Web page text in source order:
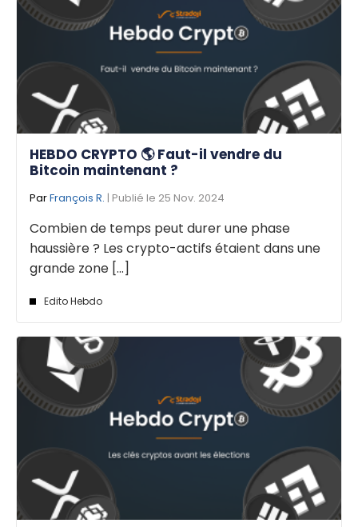
HEBDO CRYPTO 🌎 Faut-il vendre du
Bitcoin maintenant ?
ParFrançois R. | Publié le 25 Nov. 2024
Combien de temps peut durer une phase
haussière ? Les crypto-actifs étaient dans une
grande zone [...]
Edito Hebdo